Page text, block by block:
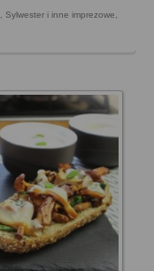
Sylwester i inne imprezowe